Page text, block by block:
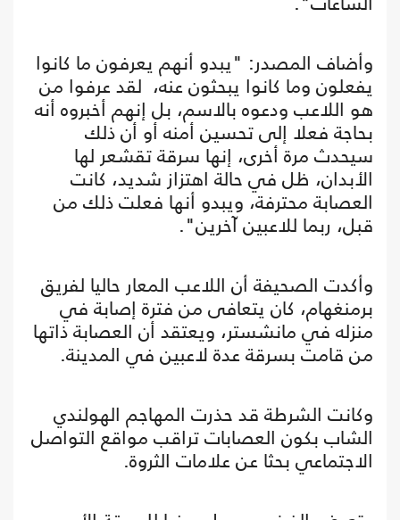
وأضاف المصدر: "يبدو أنهم يعرفون ما كانوا
يفعلون وما كانوا يبحثون عنه، لقد عرفوا من
هو اللاعب ودعوه بالاسم، بل إنهم أخبروه أنه
بحاجة فعلا إلى تحسين أمنه أو أن ذلك
سيحدث مرة أخرى، إنها سرقة تقشعر لها
الأبدان، ظل في حالة اهتزاز شديد، كانت
العصابة محترفة، ويبدو أنها فعلت ذلك من
قبل، ربما للاعبين آخرين".
وأكدت الصحيفة أن اللاعب المعار حاليا لفريق
برمنغهام، كان يتعافى من فترة إصابة في
منزله في مانشستر، ويعتقد أن العصابة ذاتها
من قامت بسرقة عدة لاعبين في المدينة.
وكانت الشرطة قد حذرت المهاجم الهولندي
الشاب بكون العصابات تراقب مواقع التواصل
الاجتماعي بحثا عن علامات الثروة.